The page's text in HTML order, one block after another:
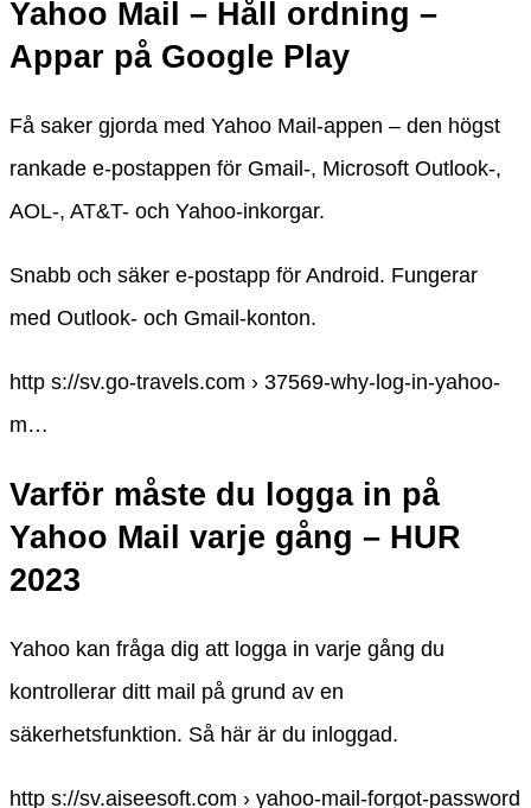
Yahoo Mail – Håll ordning –
Appar på Google Play
Få saker gjorda med Yahoo Mail-appen – den högst
rankade e-postappen för Gmail-, Microsoft Outlook-,
AOL-, AT&T- och Yahoo-inkorgar.
Snabb och säker e-postapp för Android. Fungerar
med Outlook- och Gmail-konton.
http s://sv.go-travels.com › 37569-why-log-in-yahoo-
m…
Varför måste du logga in på
Yahoo Mail varje gång – HUR
2023
Yahoo kan fråga dig att logga in varje gång du
kontrollerar ditt mail på grund av en
säkerhetsfunktion. Så här är du inloggad.
http s://sv.aiseesoft.com › yahoo-mail-forgot-password